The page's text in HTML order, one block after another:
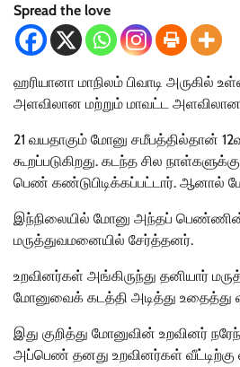
Spread the love
ஹரியானா மாநிலம் பிவாடி
அளவிலான மற்றும் மாவட்ட அளவிலான
21 வயதாகும் மோனு சமீபத்தில்தான்
கூறப்படுகிறது. கடந்த சில
பெண் கண்டுபிடிக்கப்பட்டார். ஆனால்
இந்நிலையில் மோனு அந்தப் பெண்ணின்
மருத்துவமனையில் சேர்த்தனர்.
உறவினர்கள் அங்கிருந்து தனியார்
மோனுவைக் கடத்தி அடித்து உதைத்து
இது குறித்து மோனுவின் உறவினர்
அப்பெண் தனது உறவினர்கள் வீட்டிற்கு